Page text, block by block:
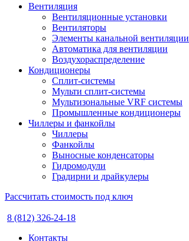
Вентиляция
Вентиляционные установки
Вентиляторы
Элементы канальной вентиляции
Автоматика для вентиляции
Воздухораспределение
Кондиционеры
Сплит-системы
Мульти сплит-системы
Мультизональные VRF системы
Промышленные кондиционеры
Чиллеры и фанкойлы
Чиллеры
Фанкойлы
Выносные конденсаторы
Гидромодули
Градирни и драйкулеры
Рассчитать стоимость под ключ
8 (812) 326-24-18
Контакты